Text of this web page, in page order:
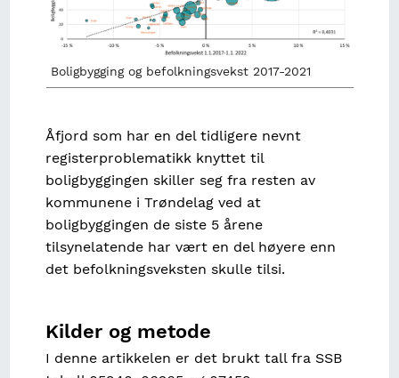
Boligbygging og befolkningsvekst 2017-2021
Åfjord som har en del tidligere nevnt
registerproblematikk knyttet til
boligbyggingen skiller seg fra resten av
kommunene i Trøndelag ved at
boligbyggingen de siste 5 årene
tilsynelatende har vært en del høyere enn
det befolkningsveksten skulle tilsi.
Kilder og metode
I denne artikkelen er det brukt tall fra SSB